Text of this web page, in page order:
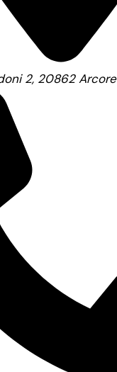
2, 20862 Arcore